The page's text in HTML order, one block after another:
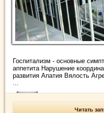
Госпитализм - основные
аппетита Нарушение
развития Апатия Вялость
Читать